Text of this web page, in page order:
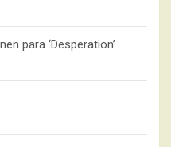
para ‘Desperation’